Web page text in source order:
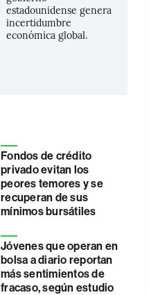
estadounidense genera
incertidumbre
económica global.
Fondos de crédito
privado evitan los
peores temores y se
recuperan de sus
mínimos bursátiles
Jóvenes que operan en
bolsa a diario reportan
más sentimientos de
fracaso, según estudio